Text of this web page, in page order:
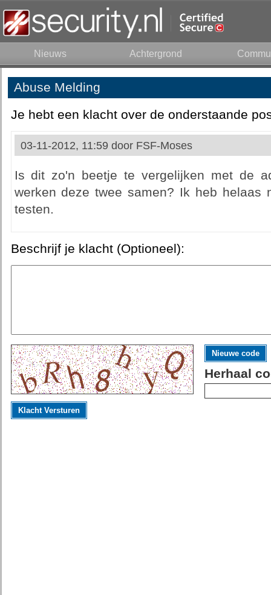
Nieuws Achtergrond
Abuse Melding
Je hebt een klacht over de onderstaande
03-11-2012, 11:59 door FSF-Moses
Is dit zo'n beetje te vergelijken met de
werken deze twee samen? Ik heb helaas
testen.
Beschrijf je klacht (Optioneel):
Nieuwe code
Herhaal
Klacht Versturen